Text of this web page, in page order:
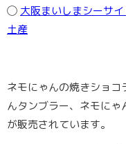
◯ 大阪まいしまシーサ
土産
ネモにゃんの焼きショ
んタンブラー、ネモに
が販売されています。